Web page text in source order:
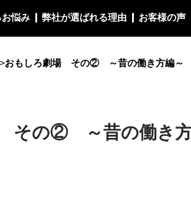
お悩み 弊社が選ばれる理由 お客様の声
>おもしろ劇場 その② ～昔の働き方編
その② ～昔の働き